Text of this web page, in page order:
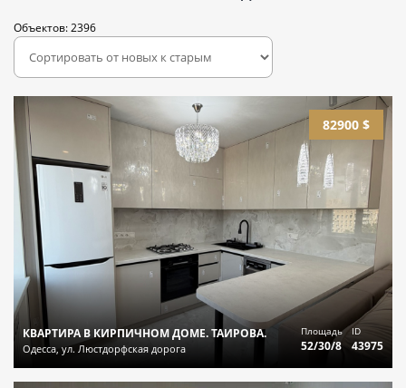
Объектов: 2396
82900 $
КВАРТИРА В КИРПИЧНОМ ДОМЕ. ТАИРОВА.
Одесса, ул. Люстдорфская дорога
Площадь
52/30/8
ID
43975